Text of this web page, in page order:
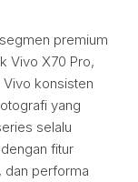
premium
Vivo X70 Pro,
Vivo konsisten
yang
selalu
fitur
dan performa